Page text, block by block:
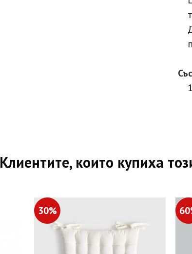
Клиентите, които купиха
30%